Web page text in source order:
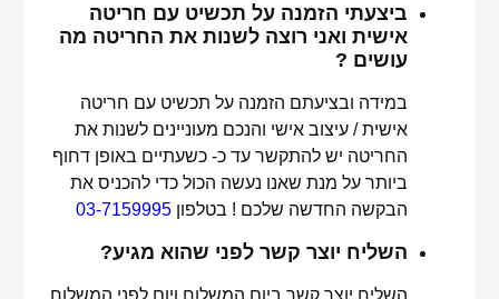
ביצעתי הזמנה על תכשיט עם חריטה
אישית ואני רוצה לשנות את החריטה מה
עושים ?
במידה ובציעתם הזמנה על תכשיט עם חריטה
אישית / עיצוב אישי והנכם מעוניינים לשנות את
החריטה יש להתקשר עד כ- כשעתיים באופן דחוף
ביותר על מנת שאנו נעשה הכול כדי להכניס את
הבקשה החדשה שלכם ! בטלפון03-7159995
השליח יוצר קשר לפני שהוא מגיע?
השליח יוצר קשר ביום המשלוח ויום לפני המשלוח